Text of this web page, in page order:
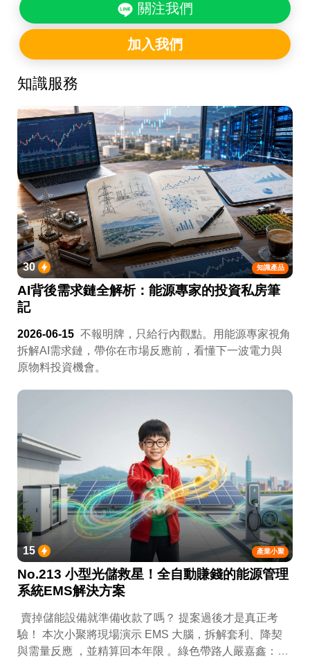
關注我們
加入我們
知識服務
知識產品
30
AI背後需求鏈全解析：能源專家的投資私房筆
記
2026-06-15 不報明牌，只給行內觀點。用能源專家視角
拆解AI需求鏈，帶你在市場反應前，看懂下一波電力與
原物料投資機會。
產業小聚
15
No.213 小型光儲救星！全自動賺錢的能源管理
系統EMS解決方案
賣掉儲能設備就準備收款了嗎？ 提案過後才是真正考
驗！ 本次小聚將現場演示 EMS 大腦，拆解套利、降契
與需量反應 ，並精算回本年限 。綠色帶路人嚴嘉鑫：